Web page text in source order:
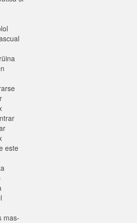
este
mas-